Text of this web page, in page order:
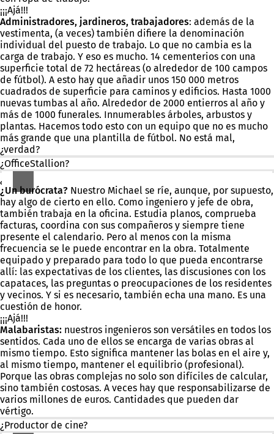
¡¡¡Ajá!!!
Administradores, jardineros, trabajadores: además de la
vestimenta, (a veces) también difiere la denominación
individual del puesto de trabajo. Lo que no cambia es la
carga de trabajo. Y eso es mucho. 14 cementerios con una
superficie total de 72 hectáreas (o alrededor de 100 campos
de fútbol). A esto hay que añadir unos 150 000 metros
cuadrados de superficie para caminos y edificios. Hasta 1000
nuevas tumbas al año. Alrededor de 2000 entierros al año y
más de 1000 funerales. Innumerables árboles, arbustos y
plantas. Hacemos todo esto con un equipo que no es mucho
más grande que una plantilla de fútbol. No está mal,
¿verdad?
¿OfficeStallion?
¿Eh?
¿Un burócrata? Nuestro Michael se ríe, aunque, por supuesto,
hay algo de cierto en ello. Como ingeniero y jefe de obra,
también trabaja en la oficina. Estudia planos, comprueba
facturas, coordina con sus compañeros y siempre tiene
presente el calendario. Pero al menos con la misma
frecuencia se le puede encontrar en la obra. Totalmente
equipado y preparado para todo lo que pueda encontrarse
allí: las expectativas de los clientes, las discusiones con los
capataces, las preguntas o preocupaciones de los residentes
y vecinos. Y si es necesario, también echa una mano. Es una
cuestión de honor.
¡¡¡Ajá!!!
Malabaristas: nuestros ingenieros son versátiles en todos los
sentidos. Cada uno de ellos se encarga de varias obras al
mismo tiempo. Esto significa mantener las bolas en el aire y,
al mismo tiempo, mantener el equilibrio (profesional).
Porque las obras complejas no solo son difíciles de calcular,
sino también costosas. A veces hay que responsabilizarse de
varios millones de euros. Cantidades que pueden dar
vértigo.
¿Productor de cine?